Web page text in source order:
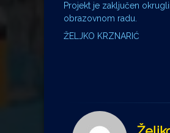
Projekt je zaključen
obrazovnom radu.
ŽELJKO KRZNARIĆ